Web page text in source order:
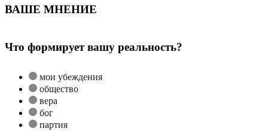
ВАШЕ МНЕНИЕ
Что формирует вашу реальность?
мои убеждения
общество
вера
бог
партия